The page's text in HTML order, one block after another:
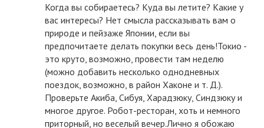
Когда вы собираетесь? Куда вы летите? Какие у
вас интересы? Нет смысла рассказывать вам о
природе и пейзаже Японии, если вы
предпочитаете делать покупки весь день!Токио -
это круто, возможно, провести там неделю
(можно добавить несколько однодневных
поездок, возможно, в район Хаконе и т. Д.).
Проверьте Акиба, Сибуя, Харадзюку, Синдзюку и
многое другое. Робот-ресторан, хоть и немного
приторный, но веселый вечер.Лично я обожаю